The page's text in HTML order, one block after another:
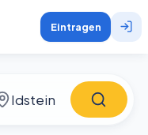
Eintragen